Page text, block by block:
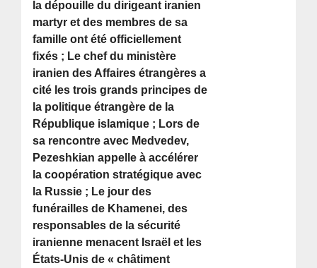
la dépouille du dirigeant iranien
martyr et des membres de sa
famille ont été officiellement
fixés ; Le chef du ministère
iranien des Affaires étrangères a
cité les trois grands principes de
la politique étrangère de la
République islamique ; Lors de
sa rencontre avec Medvedev,
Pezeshkian appelle à accélérer
la coopération stratégique avec
la Russie ; Le jour des
funérailles de Khamenei, des
responsables de la sécurité
iranienne menacent Israël et les
États-Unis de « châtiment